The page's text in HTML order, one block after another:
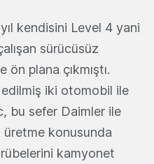
kendisini Level 4 yani
sürücüsüz
plana çıkmıştı.
iki otomobil ile
bu sefer Daimler ile
konusunda
kamyonet